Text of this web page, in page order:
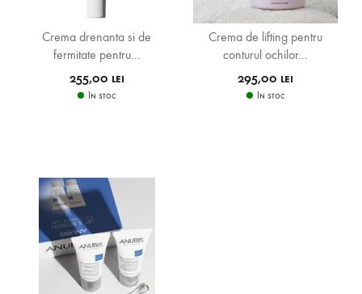
Crema drenanta si de
fermitate pentru...
255,00 lei
In stoc
Crema de lifting pentru
conturul ochilor...
295,00 lei
In stoc